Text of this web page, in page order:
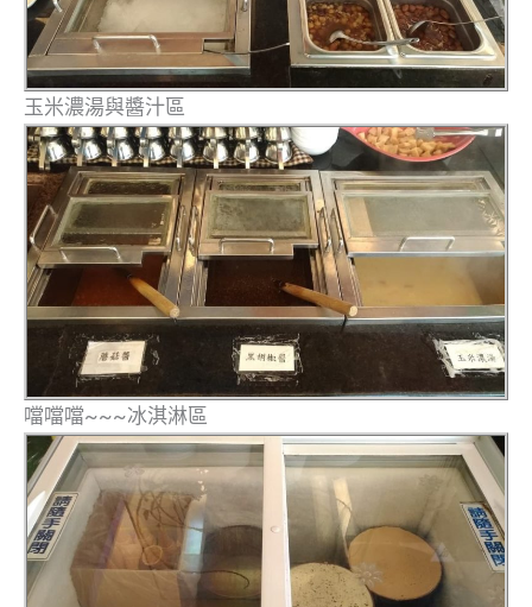
玉米濃湯與醬汁區
噹噹噹~~~冰淇淋區